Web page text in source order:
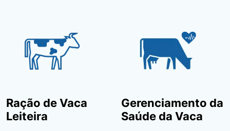
Ração de Vaca
Leiteira
Gerenciamento da
Saúde da Vaca